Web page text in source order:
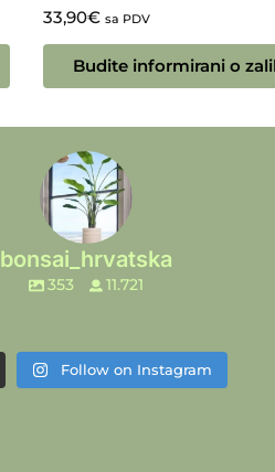
33,90€ sa PDV
Budite informirani o
bonsai_hrvatska
353 11.721
Follow on Instagram